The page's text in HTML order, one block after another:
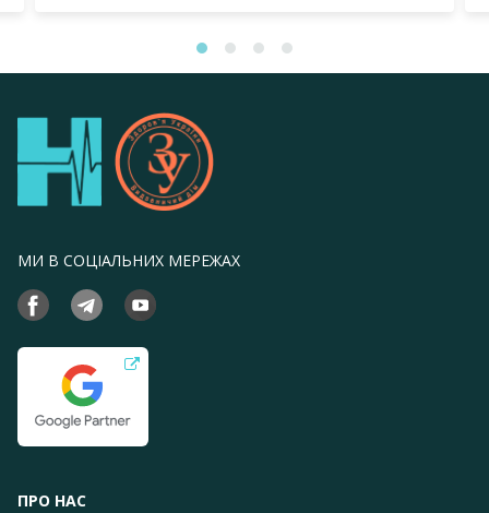
МИ В СОЦІАЛЬНИХ МЕРЕЖАХ
ПРО НАС